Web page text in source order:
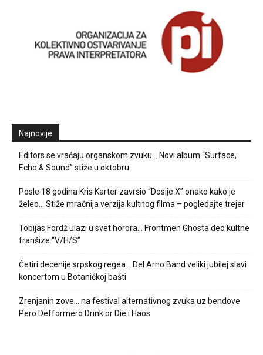
Najnovije
Editors se vraćaju organskom zvuku… Novi album “Surface,
Echo & Sound” stiže u oktobru
Posle 18 godina Kris Karter završio “Dosije X” onako kako je
želeo… Stiže mračnija verzija kultnog filma – pogledajte trejer
Tobijas Fordž ulazi u svet horora… Frontmen Ghosta deo kultne
franšize “V/H/S”
Četiri decenije srpskog regea… Del Arno Band veliki jubilej slavi
koncertom u Botaničkoj bašti
Zrenjanin zove… na festival alternativnog zvuka uz bendove
Pero Defformero Drink or Die i Haos